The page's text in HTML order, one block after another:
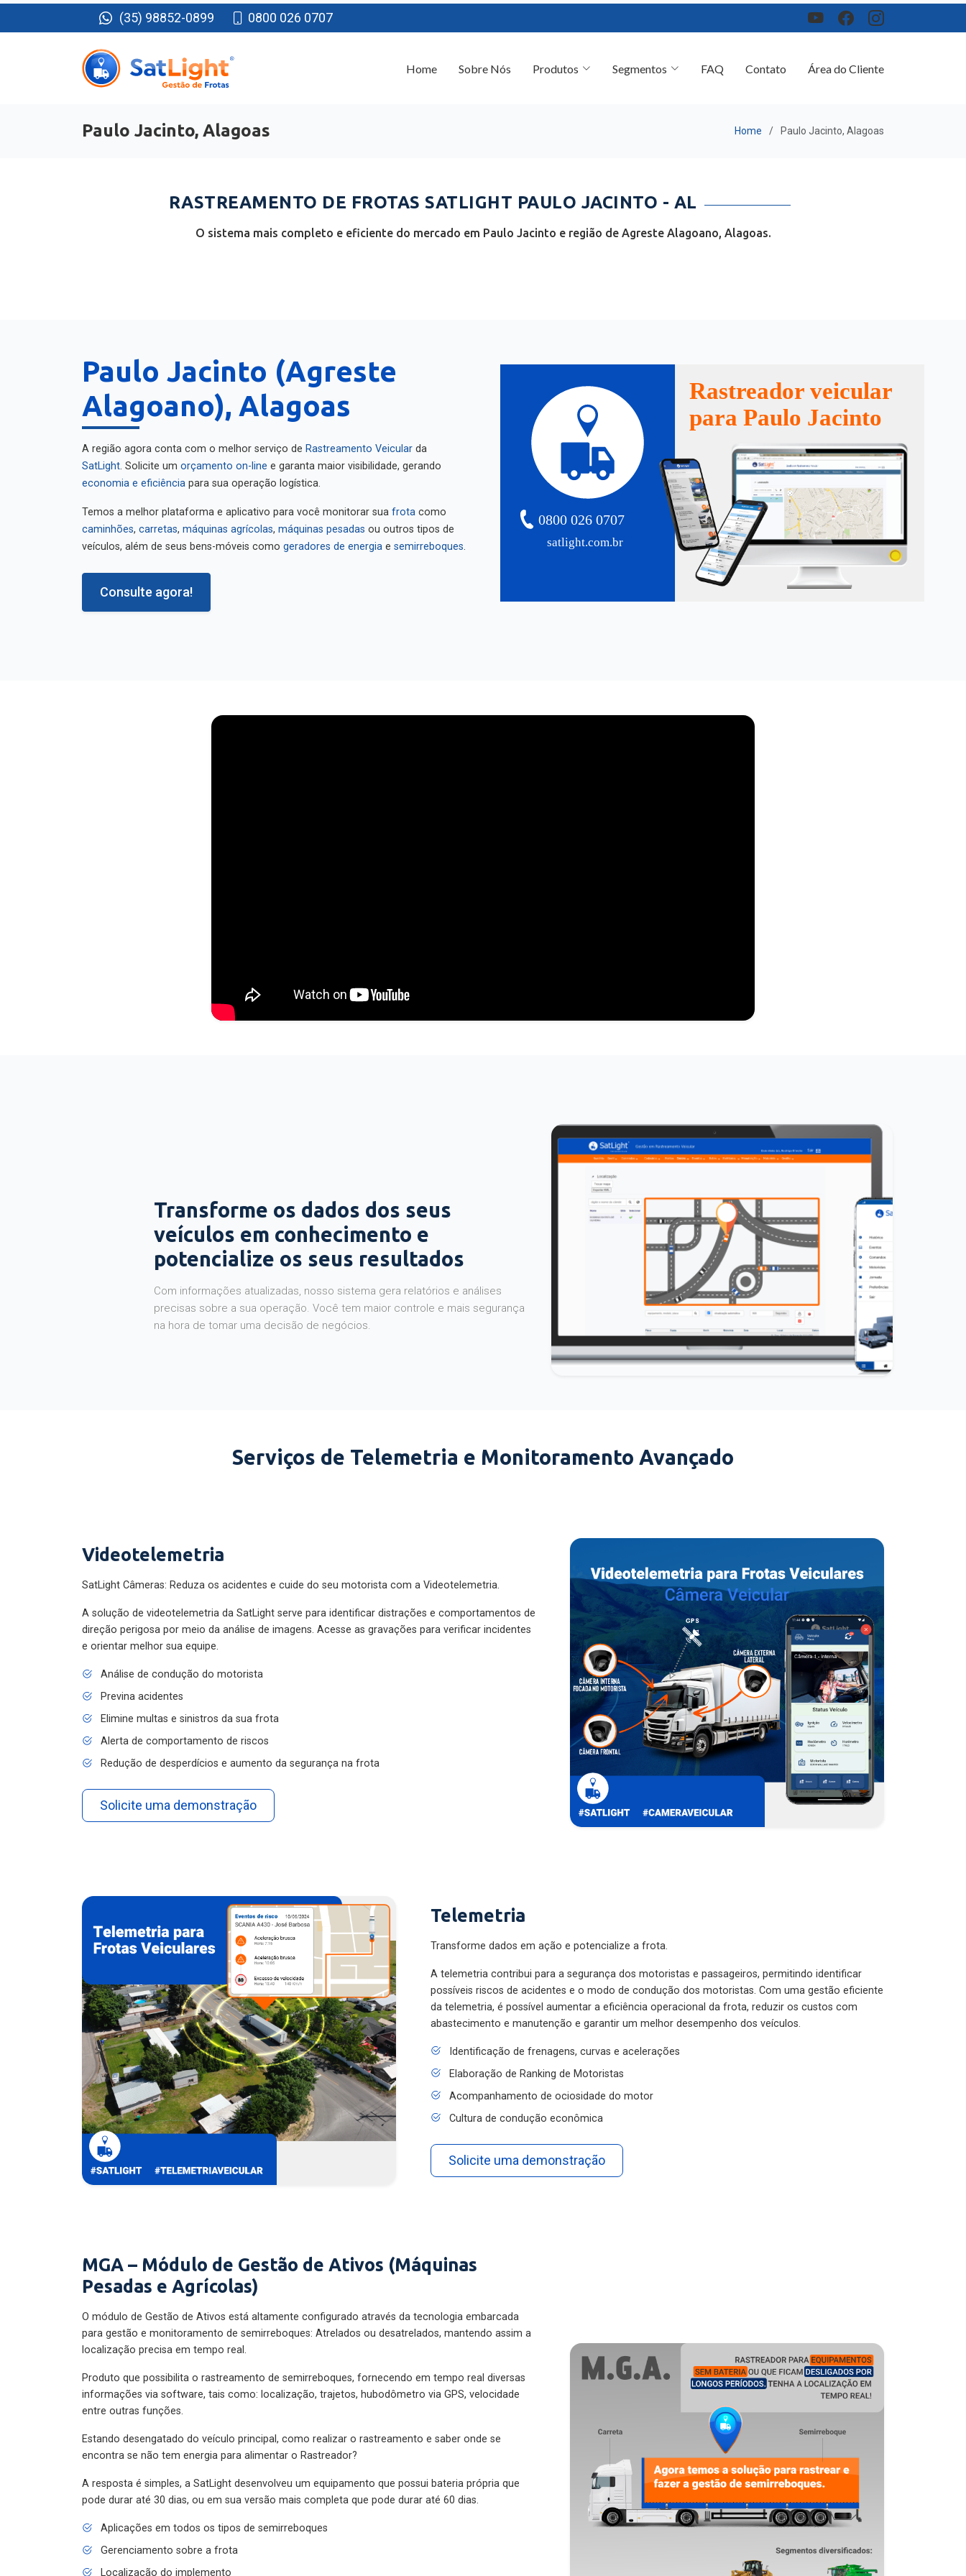
(35) 98852-0899 0800 026 0707
Home Sobre Nós Produtos Segmentos FAQ Contato Área do Cliente
Paulo Jacinto, Alagoas Home Paulo Jacinto, Alagoas
RASTREAMENTO DE FROTAS SATLIGHT PAULO JACINTO - AL
O sistema mais completo e eficiente do mercado em Paulo Jacinto e região de Agreste Alagoano, Alagoas.
Paulo Jacinto (Agreste
Alagoano), Alagoas
A região agora conta com o melhor serviço de Rastreamento Veicular da
SatLight . Solicite um orçamento on-line e garanta maior visibilidade, gerando
economia e eficiência para sua operação logística.
Temos a melhor plataforma e aplicativo para você monitorar sua frota como
caminhões carretas máquinas agrícolas máquinas pesadas ou outros tipos de
veículos, além de seus bens-móveis como geradores de energia e semirreboques
Consulte agora!
satlight.com.br
0800 026 0707
Rastreador veicular
para Paulo Jacinto
Transforme os dados dos seus
veículos em conhecimento e
potencialize os seus resultados
Com informações atualizadas, nosso sistema gera relatórios e análises
precisas sobre a sua operação. Você tem maior controle e mais segurança
na hora de tomar uma decisão de negócios.
Serviços de Telemetria e Monitoramento Avançado
Videotelemetria
SatLight Câmeras: Reduza os acidentes e cuide do seu motorista com a Videotelemetria.
A solução de videotelemetria da SatLight serve para identificar distrações e comportamentos de
direção perigosa por meio da análise de imagens. Acesse as gravações para verificar incidentes
e orientar melhor sua equipe.
Análise de condução do motorista
Previna acidentes
Elimine multas e sinistros da sua frota
Alerta de comportamento de riscos
Redução de desperdícios e aumento da segurança na frota
Solicite uma demonstração
Telemetria
Transforme dados em ação e potencialize a frota.
A telemetria contribui para a segurança dos motoristas e passageiros, permitindo identificar
possíveis riscos de acidentes e o modo de condução dos motoristas. Com uma gestão eficiente
da telemetria, é possível aumentar a eficiência operacional da frota, reduzir os custos com
abastecimento e manutenção e garantir um melhor desempenho dos veículos.
Identificação de frenagens, curvas e acelerações
Elaboração de Ranking de Motoristas
Acompanhamento de ociosidade do motor
Cultura de condução econômica
Solicite uma demonstração
MGA – Módulo de Gestão de Ativos (Máquinas
Pesadas e Agrícolas)
O módulo de Gestão de Ativos está altamente configurado através da tecnologia embarcada
para gestão e monitoramento de semirreboques: Atrelados ou desatrelados, mantendo assim a
localização precisa em tempo real.
Produto que possibilita o rastreamento de semirreboques, fornecendo em tempo real diversas
informações via software, tais como: localização, trajetos, hubodômetro via GPS, velocidade
entre outras funções.
Estando desengatado do veículo principal, como realizar o rastreamento e saber onde se
encontra se não tem energia para alimentar o Rastreador?
A resposta é simples, a SatLight desenvolveu um equipamento que possui bateria própria que
pode durar até 30 dias, ou em sua versão mais completa que pode durar até 60 dias.
Aplicações em todos os tipos de semirreboques
Gerenciamento sobre a frota
Localização do implemento